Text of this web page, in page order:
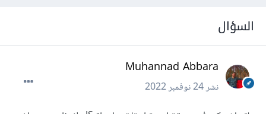
السؤال
Muhannad Abbara
نشر24 نوفمبر 2022